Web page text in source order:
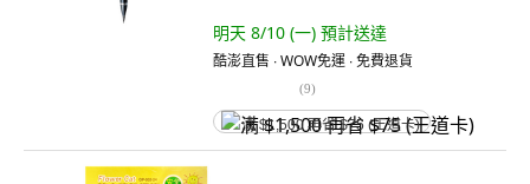
明天 8/10 (一) 預計送達
酷澎直售 ∙ WOW免運 ∙ 免費退貨
(9)
满 $1,500 再省 $75 (王道卡)